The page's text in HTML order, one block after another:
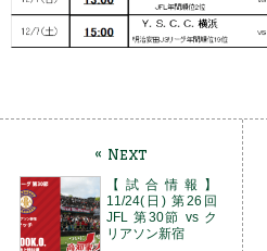
« Next
【試合情報】
11/24(日) 第26回
JFL 第30節 vs ク
リアソン新宿